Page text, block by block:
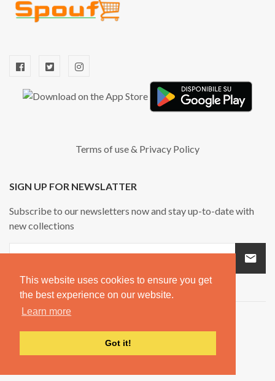
This website uses cookies to ensure you get
the best experience on our website.
Learn more
Got it!
Terms of use& Privacy Policy
SIGN UP FOR NEWSLATTER
Subscribe to our newsletters now and stay up-to-date with
new collections
Copyright © 2026Spouf.All rights reserved.